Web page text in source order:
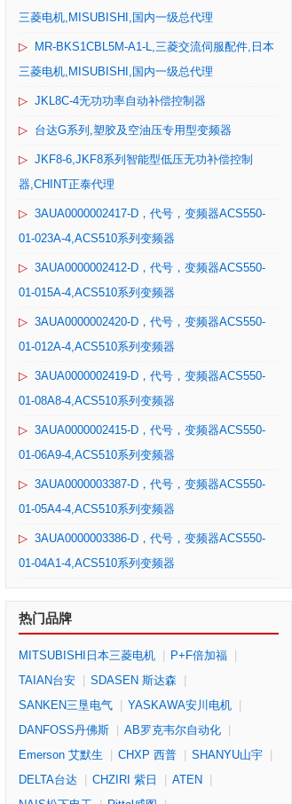
三菱电机,MISUBISHI,国内一级总代理
▷
MR-BKS1CBL5M-A1-L,三菱交流伺服配件,日本
三菱电机,MISUBISHI,国内一级总代理
▷ JKL8C-4无功功率自动补偿控制器
▷ 台达G系列,塑胶及空油压专用型变频器
▷ JKF8-6,JKF8系列智能型低压无功补偿控制
器,CHINT正泰代理
▷ 3AUA0000002417-D，代号，变频器ACS550-
01-023A-4,ACS510系列变频器
▷ 3AUA0000002412-D，代号，变频器ACS550-
01-015A-4,ACS510系列变频器
▷ 3AUA0000002420-D，代号，变频器ACS550-
01-012A-4,ACS510系列变频器
▷ 3AUA0000002419-D，代号，变频器ACS550-
01-08A8-4,ACS510系列变频器
▷ 3AUA0000002415-D，代号，变频器ACS550-
01-06A9-4,ACS510系列变频器
▷ 3AUA0000003387-D，代号，变频器ACS550-
01-05A4-4,ACS510系列变频器
▷ 3AUA0000003386-D，代号，变频器ACS550-
01-04A1-4,ACS510系列变频器
热门品牌
MITSUBISHI日本三菱电机 P+F倍加福
TAIAN台安
SDASEN 斯达森
SANKEN三垦电气
YASKAWA安川电机
DANFOSS丹佛斯
AB罗克韦尔自动化
Emerson 艾默生
CHXP 西普 SHANYU山宇
DELTA台达
CHZIRI 紫日 ATEN